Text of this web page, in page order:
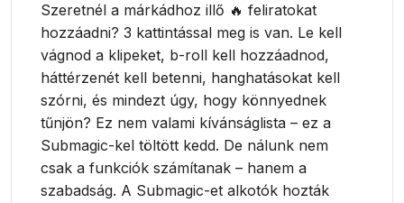
Szeretnél a márkádhoz illő 🔥 feliratokat
hozzáadni? 3 kattintással meg is van. Le kell
vágnod a klipeket, b-roll kell hozzáadnod,
háttérzenét kell betenni, hanghatásokat kell
szórni, és mindezt úgy, hogy könnyednek
tűnjön? Ez nem valami kívánságlista – ez a
Submagic-kel töltött kedd. De nálunk nem
csak a funkciók számítanak – hanem a
szabadság. A Submagic-et alkotók hozták